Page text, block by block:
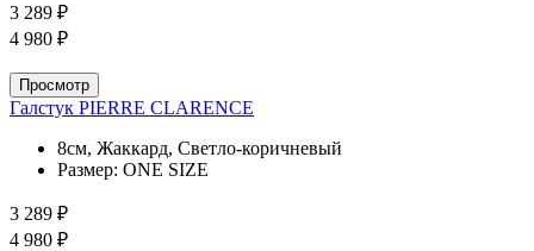
3 289 ₽
4 980 ₽
Просмотр
Галстук PIERRE CLARENCE
8см, Жаккард, Светло-коричневый
Размер: ONE SIZE
3 289 ₽
4 980 ₽